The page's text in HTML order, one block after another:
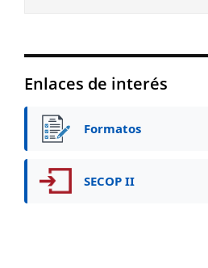
Enlaces de interés
Formatos
SECOP II